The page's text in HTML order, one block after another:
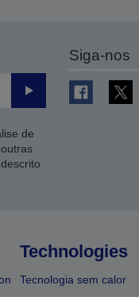
Enviar
de
Siga-nos
Technologies
Tecnologia sem calor